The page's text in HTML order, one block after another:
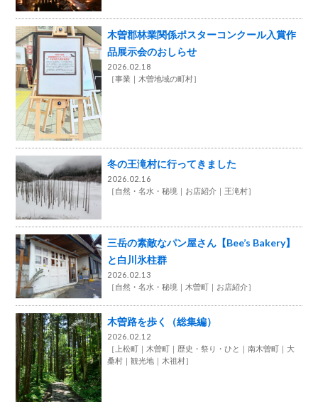
木曽郡林業関係ポスターコンクール入賞作
品展示会のおしらせ
2026.02.18
［事業 木曽地域の町村］
冬の王滝村に行ってきました
2026.02.16
［自然・名水・秘境 お店紹介 王滝村］
三岳の素敵なパン屋さん【Bee’s Bakery】
と白川氷柱群
2026.02.13
［自然・名水・秘境 木曽町 お店紹介］
木曽路を歩く（総集編）
2026.02.12
［ 上松町 木曽町 歴史・祭り・ひと 南木曽町
大
桑村
観光地 木祖村］